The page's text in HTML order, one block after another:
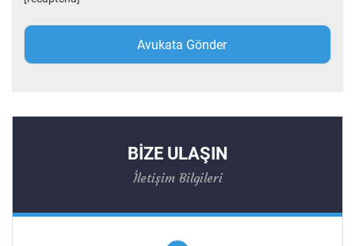
BİZE ULAŞIN
İletişim Bilgileri